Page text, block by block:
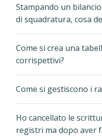
Stampando un
di squadratura, cosa
Come si crea una
corrispettivi?
Come si gestiscono i
Ho cancellato le
registri ma dopo aver